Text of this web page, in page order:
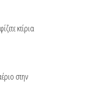
κτίρια
στην